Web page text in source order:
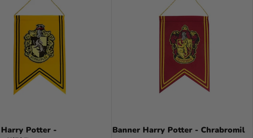
Harry Potter -
Banner Harry Potter - Chrabromil